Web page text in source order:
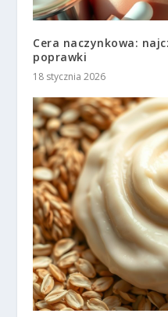
Cera naczynkowa:
poprawki
18 stycznia 2026